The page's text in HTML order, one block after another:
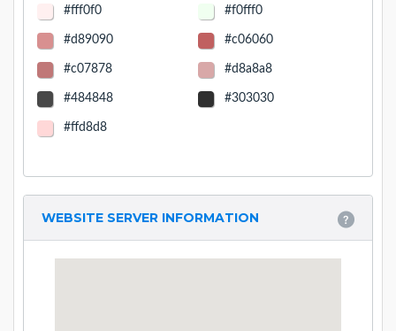
#fff0f0 #f0fff0
#d89090 #c06060
#c07878 #d8a8a8
#484848 #303030
#ffd8d8
WEBSITE SERVER INFORMATION